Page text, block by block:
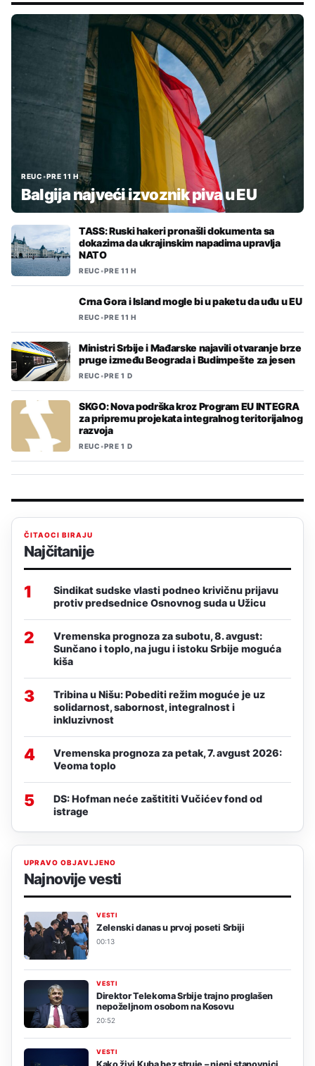
REUC•PRE 11 H
Balgija najveći izvoznik piva u EU
TASS: Ruski hakeri pronašli dokumenta sa
dokazima da ukrajinskim napadima upravlja
NATO
REUC•PRE 11 H
Crna Gora i Island mogle bi u paketu da uđu u EU
REUC•PRE 11 H
Ministri Srbije i Mađarske najavili otvaranje brze
pruge između Beograda i Budimpešte za jesen
REUC•PRE 1 D
SKGO: Nova podrška kroz Program EU INTEGRA
za pripremu projekata integralnog teritorijalnog
razvoja
REUC•PRE 1 D
ČITAOCI BIRAJU
Najčitanije
1
Sindikat sudske vlasti podneo krivičnu prijavu
protiv predsednice Osnovnog suda u Užicu
2
Vremenska prognoza za subotu, 8. avgust:
Sunčano i toplo, na jugu i istoku Srbije moguća
kiša
3
Tribina u Nišu: Pobediti režim moguće je uz
solidarnost, sabornost, integralnost i
inkluzivnost
4
Vremenska prognoza za petak, 7. avgust 2026:
Veoma toplo
5
DS: Hofman neće zaštititi Vučićev fond od
istrage
UPRAVO OBJAVLJENO
Najnovije vesti
VESTI
Zelenski danas u prvoj poseti Srbiji
00:13
VESTI
Direktor Telekoma Srbije trajno proglašen
nepoželjnom osobom na Kosovu
20:52
VESTI